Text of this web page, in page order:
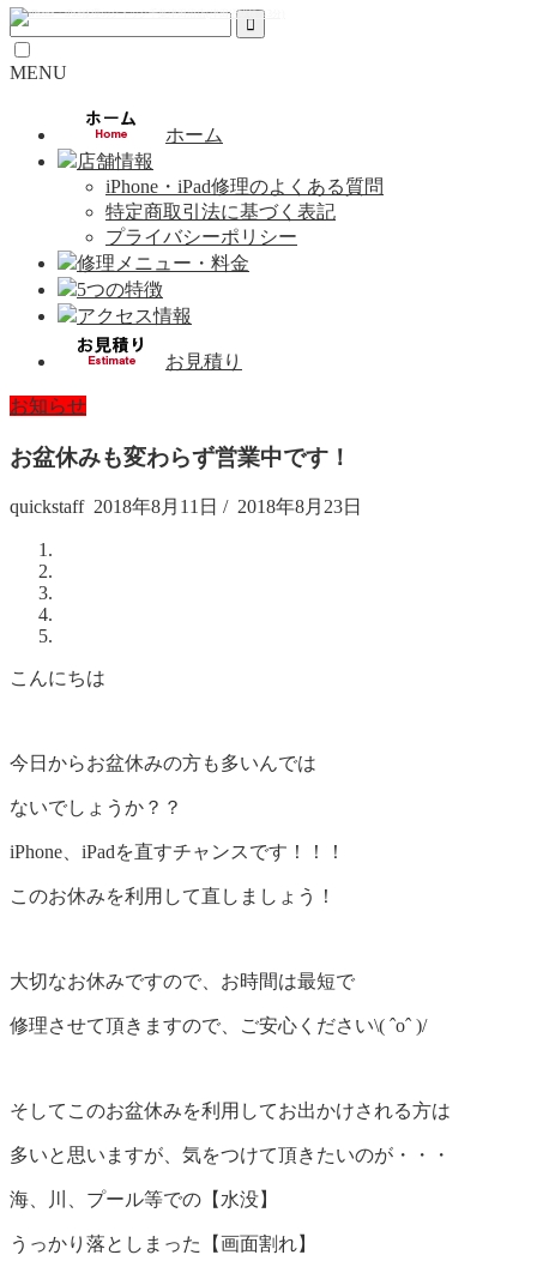
MENU
ホーム
店舗情報
iPhone・iPad修理のよくある質問
特定商取引法に基づく表記
プライバシーポリシー
修理メニュー・料金
5つの特徴
アクセス情報
お見積り
お知らせ
お盆休みも変わらず営業中です！
quickstaff 2018年8月11日 / 2018年8月23日
こんにちは
今日からお盆休みの方も多いんでは
ないでしょうか？？
iPhone、iPadを直すチャンスです！！！
このお休みを利用して直しましょう！
大切なお休みですので、お時間は最短で
修理させて頂きますので、ご安心ください\( ˆoˆ )/
そしてこのお盆休みを利用してお出かけされる方は
多いと思いますが、気をつけて頂きたいのが・・・
海、川、プール等での【水没】
うっかり落としまった【画面割れ】